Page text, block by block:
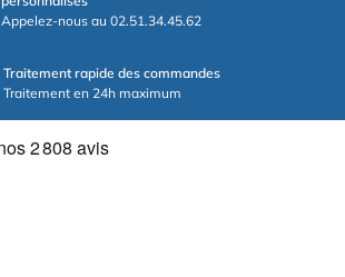
Appelez-nous au 02.51.34.45.62
Traitement rapide des commandes
Traitement en 24h maximum